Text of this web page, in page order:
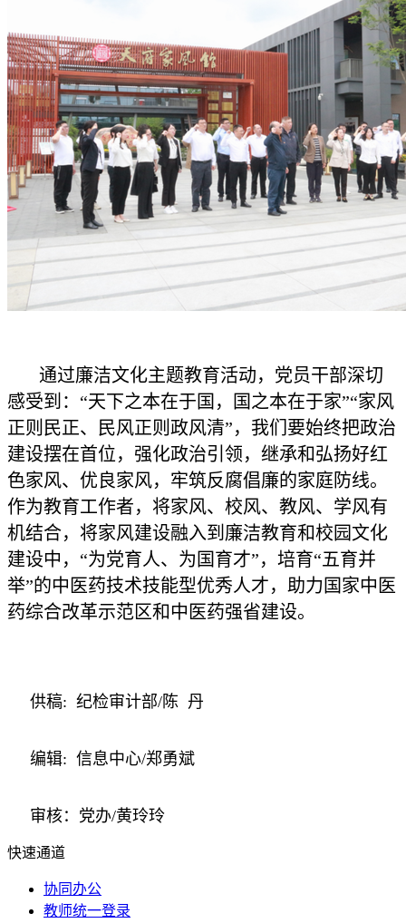
通过廉洁文化主题教育活动，党员干部深切
感受到：“天下之本在于国，国之本在于家”“家风
正则民正、民风正则政风清”，我们要始终把政治
建设摆在首位，强化政治引领，继承和弘扬好红
色家风、优良家风，牢筑反腐倡廉的家庭防线。
作为教育工作者，将家风、校风、教风、学风有
机结合，将家风建设融入到廉洁教育和校园文化
建设中，“为党育人、为国育才”，培育“五育并
举”的中医药技术技能型优秀人才，助力国家中医
药综合改革示范区和中医药强省建设。
供稿: 纪检审计部/陈 丹
编辑: 信息中心/郑勇斌
审核：党办/黄玲玲
快速通道
协同办公
教师统一登录